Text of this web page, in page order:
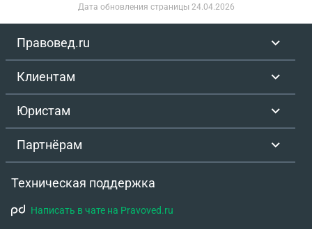
Дата обновления страницы 24.04.2026
Правовед.ru
Клиентам
Юристам
Партнёрам
Техническая поддержка
Написать в чате на Pravoved.ru